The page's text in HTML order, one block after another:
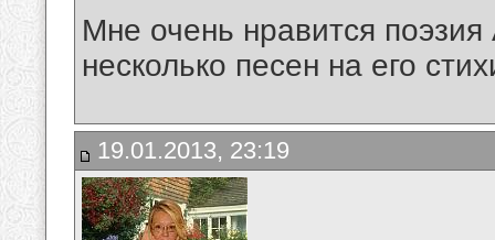
Мне очень нравится
несколько песен на его
19.01.2013, 23:19